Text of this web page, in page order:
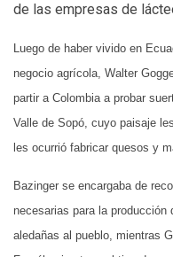
de las empresas de
Luego de haber vivido en
negocio agrícola, Walter
partir a Colombia a probar
Valle de Sopó, cuyo paisaje
les ocurrió fabricar quesos y
Bazinger se encargaba de
necesarias para la producción
aledañas al pueblo, mientras